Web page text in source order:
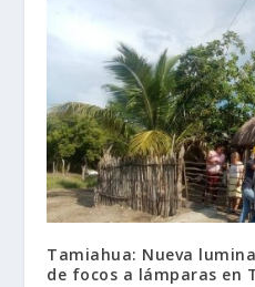
Tamiahua: Nueva
de focos a lámparas en